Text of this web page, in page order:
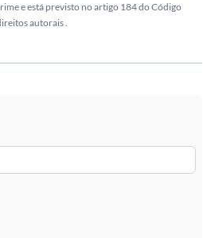
e está previsto no artigo 184 do Código
autorais